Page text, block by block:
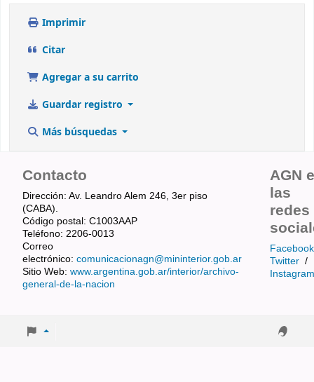
Imprimir
Citar
Agregar a su carrito
Guardar registro
Más búsquedas
Contacto
Dirección: Av. Leandro Alem 246, 3er piso
(CABA).
Código postal: C1003AAP
Teléfono: 2206-0013
Correo
electrónico: comunicacionagn@mininterior.gob.ar
Sitio Web: www.argentina.gob.ar/interior/archivo-
general-de-la-nacion
AGN
las
redes
Facebook
Twitter /
Instagram